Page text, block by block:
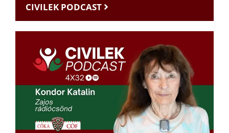
CIVILEK PODCAST